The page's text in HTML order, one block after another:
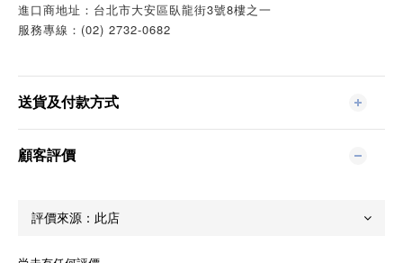
進口商地址：台北市大安區臥龍街3號8樓之一
服務專線：(02) 2732-0682
送貨及付款方式
顧客評價